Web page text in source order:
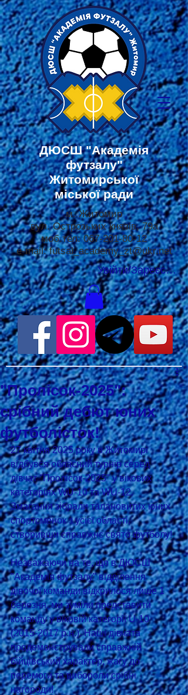
ДЮСШ"Академія
футзалу"
Житомирської
міської ради
Увійти/
м. Житомир
вул. Острозьких князів, 79а
моб.тел:067-201-80-12
e-mail:futsal_academy_zt@ukr.net
"Пролісок-2025":
срібний дебют юних
футболісток!
27 квітня 2025 року в Житомирі
відбувся обласний турнір серед
дівчат "Пролісок-2025" у вікових
категоріях WU-10 та WU-12.
Змагання зібрали талановитих юних
спортсменок з усієї області,
створивши справжнє свято футболу!
Незважаючи на те, що в ДЮСШ
"Академія футзалу" відділення
дівочої команди відкрилося лише 1
березня, ми зуміли представити
команду у віковій категорії U-10
(2015-2017 р.н.). Наші дівчата
продемонстрували справжній
бійцівський характер, жагу до
перемоги та вибороли срібні
нагороди!